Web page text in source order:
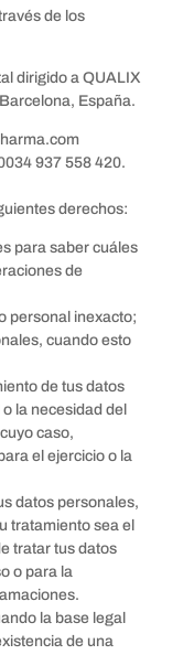
de los
dirigido a QUALIX
España.
937 558 420.
derechos:
para saber cuáles
de
personal inexacto;
cuando esto
de tus datos
la necesidad del
caso,
el ejercicio o la
datos personales,
tratamiento sea el
tratar tus datos
o para la
la base legal
de una